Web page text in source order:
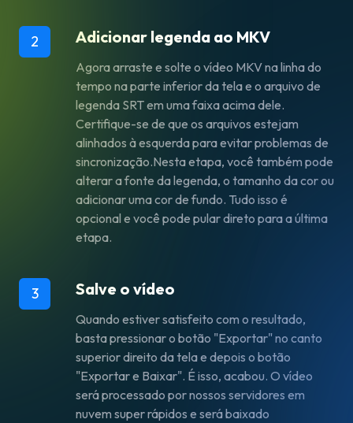
2 Adicionar legenda ao MKV
Agora arraste e solte o vídeo MKV na linha do
tempo na parte inferior da tela e o arquivo de
legenda SRT em uma faixa acima dele.
Certifique-se de que os arquivos estejam
alinhados à esquerda para evitar problemas de
sincronização.Nesta etapa, você também pode
alterar a fonte da legenda, o tamanho da cor ou
adicionar uma cor de fundo. Tudo isso é
opcional e você pode pular direto para a última
etapa.
3 Salve o vídeo
Quando estiver satisfeito com o resultado,
basta pressionar o botão "Exportar" no canto
superior direito da tela e depois o botão
"Exportar e Baixar". É isso, acabou. O vídeo
será processado por nossos servidores em
nuvem super rápidos e será baixado